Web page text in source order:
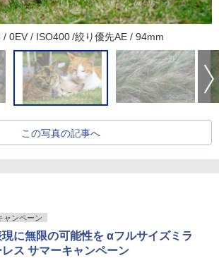
0EV / ISO400 /絞り優先AE / 94mm
この写真の記事へ
ャンペーン
現に無限の可能性を αフルサイズミラ
レス サマーキャンペーン